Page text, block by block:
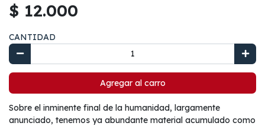
$ 12.000
CANTIDAD
Agregar al carro
Sobre el inminente final de la humanidad, largamente
anunciado, tenemos ya abundante material acumulado como